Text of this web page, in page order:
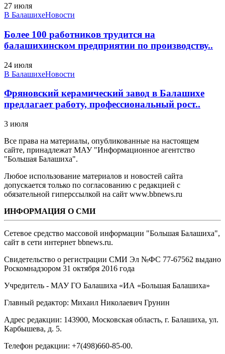
27 июля
В БалашихеНовости
Более 100 работников трудится на
балашихинском предприятии по производству..
24 июля
В БалашихеНовости
Фряновский керамический завод в Балашихе
предлагает работу, профессиональный рост..
3 июля
Все права на материалы, опубликованные на настоящем
сайте, принадлежат МАУ "Информационное агентство
"Большая Балашиха".
Любое использование материалов и новостей сайта
допускается только по согласованию с редакцией с
обязательной гиперссылкой на сайт www.bbnews.ru
ИНФОРМАЦИЯ О СМИ
Сетевое средство массовой информации "Большая Балашиха",
сайт в сети интернет bbnews.ru.
Свидетельство о регистрации СМИ Эл №ФС ‎77-67562 выдано
Роскомнадзором 31 октября 2016 года
Учредитель - МАУ ГО Балашиха «ИА «Большая Балашиха»
Главный редактор: Михаил Николаевич Грунин
Адрес редакции: 143900, Московская область, г. Балашиха, ул.
Карбышева, д. 5.
Телефон редакции: +7(498)660-85-00.